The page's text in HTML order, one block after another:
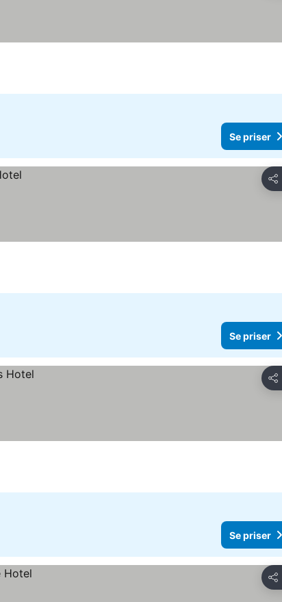
Se priser
Dela
Se priser
Dela
Se priser
Dela